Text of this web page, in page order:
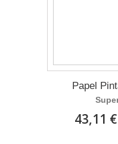
Papel
43,11 €